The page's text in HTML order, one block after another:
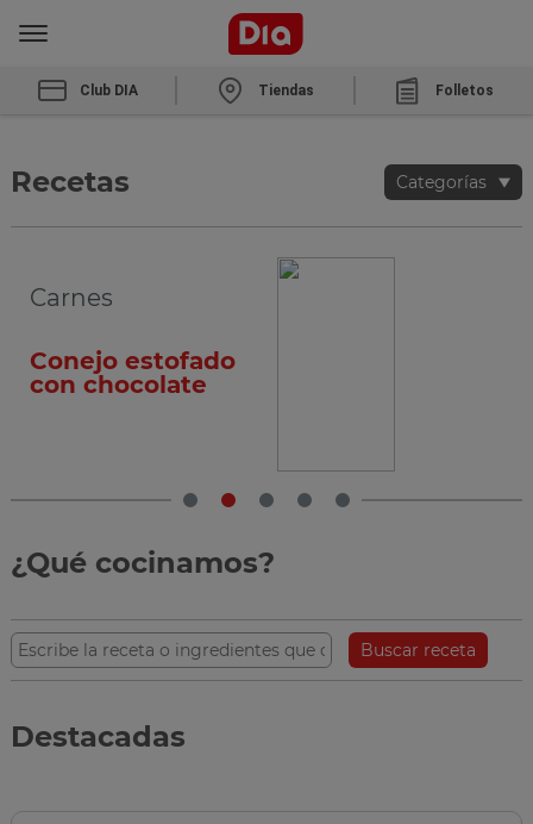
Club DIA Tiendas Folletos
Recetas Categorías
Verduras y frutas
BROCOLIS A LA
MANERA DE MI
¿Qué cocinamos?
Buscar receta
Destacadas